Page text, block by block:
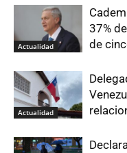
Actualidad
37%
de
Actualidad